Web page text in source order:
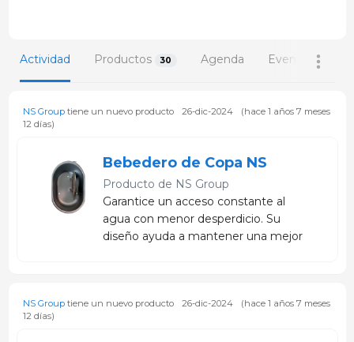
Actividad Productos 30 Agenda Eventos
NS Grouptiene un nuevo producto 26-dic-2024
(hace 1 años 7 meses
12 días)
Bebedero de Copa NS
Producto de NS Group
Garantice un acceso constante al
agua con menor desperdicio. Su
diseño ayuda a mantener una mejor
NS Grouptiene un nuevo producto 26-dic-2024
(hace 1 años 7 meses
12 días)